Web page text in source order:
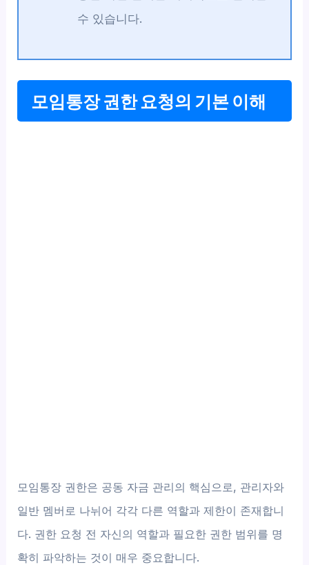
수 있습니다.
모임통장 권한 요청의 기본 이해
모임통장 권한은 공동 자금 관리의 핵심으로, 관리자와
일반 멤버로 나뉘어 각각 다른 역할과 제한이 존재합니
다. 권한 요청 전 자신의 역할과 필요한 권한 범위를 명
확히 파악하는 것이 매우 중요합니다.